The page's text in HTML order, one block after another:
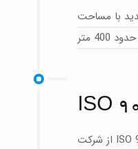
با مساحت
حدود 400 متر
ISO
دریافت گواهی نامه ISO 9001 - 2008 از شرکت